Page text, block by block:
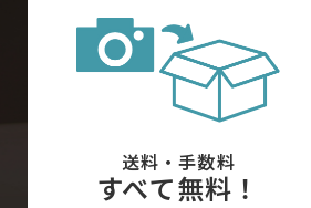
送料・手数料
すべて無料！